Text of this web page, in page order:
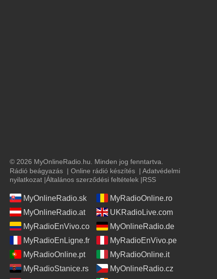
© 2026 MyOnlineRadio.hu. Minden jog fenntartva.
Rádió beágyazás | Online rádió készítés | Adatvédelmi
nyilatkozat |Általános szerződési feltételek |RSS
MyOnlineRadio.sk
MyRadioOnline.ro
MyOnlineRadio.at
UKRadioLive.com
MyRadioEnVivo.co
MyOnlineRadio.de
MyRadioEnLigne.fr
MyRadioEnVivo.pe
MyRadioOnline.pt
MyRadioOnline.it
MyRadioStanice.rs
MyOnlineRadio.cz